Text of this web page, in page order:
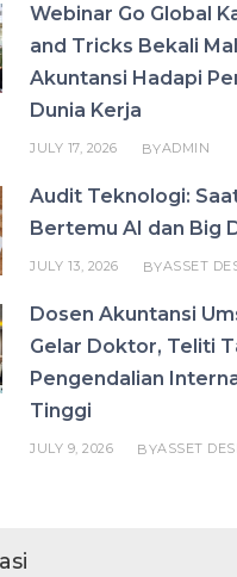
Webinar Go Global
and Tricks Bekali
Akuntansi Hadapi
Dunia Kerja
JULY 17, 2026 BYADMIN
Audit Teknologi:
Bertemu AI dan Big
JULY 13, 2026 BYASSET
Dosen Akuntansi
Gelar Doktor, Teliti
Pengendalian
Tinggi
JULY 9, 2026 BYASSET